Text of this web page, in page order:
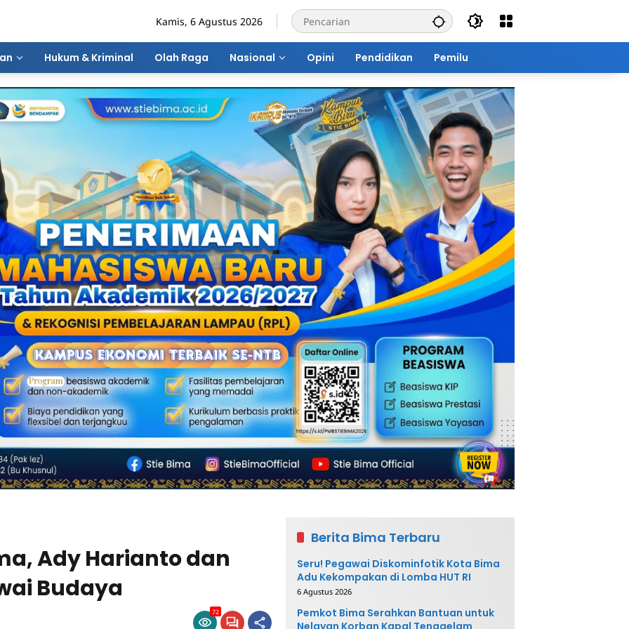
Kamis, 6 Agustus 2026
Hukum & Kriminal Olah Raga Nasional Opini Pendidikan Pemilu
Ady Harianto dan
Budaya
72
Berita Bima Terbaru
Seru! Pegawai Diskominfotik Kota Bima
Adu Kekompakan di Lomba HUT RI
6 Agustus 2026
Pemkot Bima Serahkan Bantuan untuk
Nelayan Korban Kapal Tenggelam